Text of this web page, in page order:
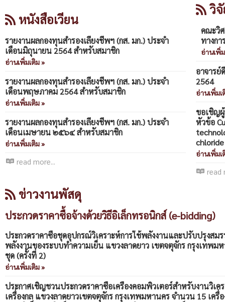
หนังสือเวียน
รายงานผลกองทุนสำรองเลี้ยงชีพฯ (กส. มก.) ประจำ
เดือนมิถุนายน 2564 สำหรับสมาชิก
อ่านเพิ่มเติม »
รายงานผลกองทุนสำรองเลี้ยงชีพฯ (กส. มก.) ประจำ
เดือนพฤษภาคม 2564 สำหรับสมาชิก
อ่านเพิ่มเติม »
รายงานผลกองทุนสำรองเลี้ยงชีพฯ (กส. มก.) ประจำ
เดือนเมษายน ๒๕๖๔ สำหรับสมาชิก
อ่านเพิ่มเติม »
read more...
วิจั
คณะวิ
ทางก
อ่านเพิ่
อาจารย์
2564
อ่านเพิ่มเ
ขอเชิญ
หัวข้อ
อ่านเพิ่มเ
read
ข่าวงานพัสดุ
ประกวดราคาซื้อจ้างด้วยวิธีอิเล็กทรอนิกส์ (e-bidding)
ประกวดราคาซื้อชุดอุปกรณ์วิเคราะห์การใช้พลังงานและปรับปรุงสม
พลังงานของระบบทำความเย็น แขวงลาดยาว เขตจตุจักร กรุงเทพม
ชุด (ครั้งที่ 2)
อ่านเพิ่มเติม »
ประกาศเชิญชวนประกวดราคาซื้อเครื่องคอมพิวเตอร์สำหรับงานวิเค
เครื่องกล แขวงลาดยาวเขตจตุจักร กรุงเทพมหานคร จำนวน 15 เครื่